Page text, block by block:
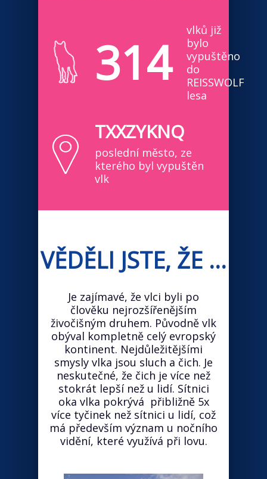
314
vlků již
bylo
vypuštěno
do
REISSWOLF
lesa
TXXZYKNQ
poslední město, ze
kterého byl vypuštěn
vlk
VĚDĚLI JSTE, ŽE ...
Je zajímavé, že vlci byli po
člověku nejrozšířenějším
živočišným druhem. Původně vlk
obýval kompletně celý evropský
kontinent. Nejdůležitějšími
smysly vlka jsou sluch a čich. Je
neskutečné, že čich je více než
stokrát lepší než u lidí. Sítnici
oka vlka pokrývá přibližně 5x
více tyčinek než sítnici u lidí, což
má především význam u nočního
vidění, které využívá při lovu.